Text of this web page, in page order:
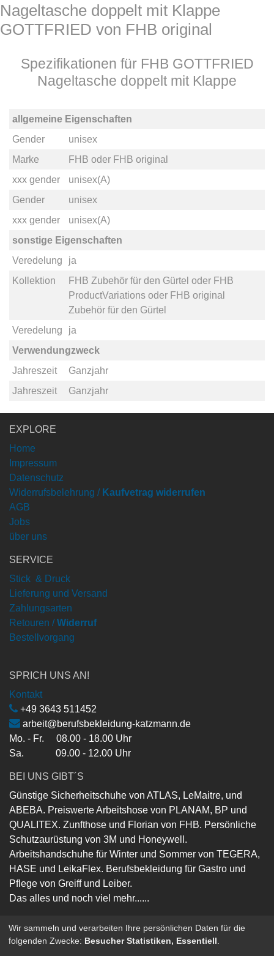
Nageltasche doppelt mit Klappe
GOTTFRIED von FHB original
Spezifikationen für FHB GOTTFRIED
Nageltasche doppelt mit Klappe
allgemeine Eigenschaften
Gender
unisex
Marke
FHB oder FHB original
xxx gender
unisex(A)
Gender
unisex
xxx gender
unisex(A)
sonstige Eigenschaften
Veredelung
ja
Kollektion
FHB Zubehör für den Gürtel oder FHB
ProductVariationsoder FHB original
Zubehör für den Gürtel
Veredelung
ja
Verwendungzweck
Jahreszeit
Ganzjahr
Jahreszeit
Ganzjahr
EXPLORE
Home
Impressum
Datenschutz
Widerrufsbelehrung / Kaufvetrag widerrufen
AGB
Jobs
über uns
SERVICE
Stick & Druck
Lieferung und Versand
Zahlungsarten
Retouren / Widerruf
Bestellvorgang
SPRICH UNS AN!
Kontakt
+49 3643 511452
arbeit@berufsbekleidung-katzmann.de
Mo. - Fr. 08.00 - 18.00 Uhr
Sa. 09.00 - 12.00 Uhr
BEI UNS GIBT´S
Günstige Sicherheitschuhe von ATLAS, LeMaitre, und
ABEBA. Preiswerte Arbeitshose von PLANAM, BP und
QUALITEX. Zunfthose und Florian von FHB. Persönliche
Schutzaurüstung von 3M und Honeywell.
Arbeitshandschuhe für Winter und Sommer von TEGERA,
HASE und LeikaFlex. Berufsbekleidung für Gastro und
Pflege von Greiff und Leiber.
Das alles und noch viel mehr......
Copyright © Berufsbekleidung-Katzmann-GmbH
Wir sammeln und verarbeiten Ihre persönlichen Daten für die
folgenden Zwecke: Besucher Statistiken, Essentiell